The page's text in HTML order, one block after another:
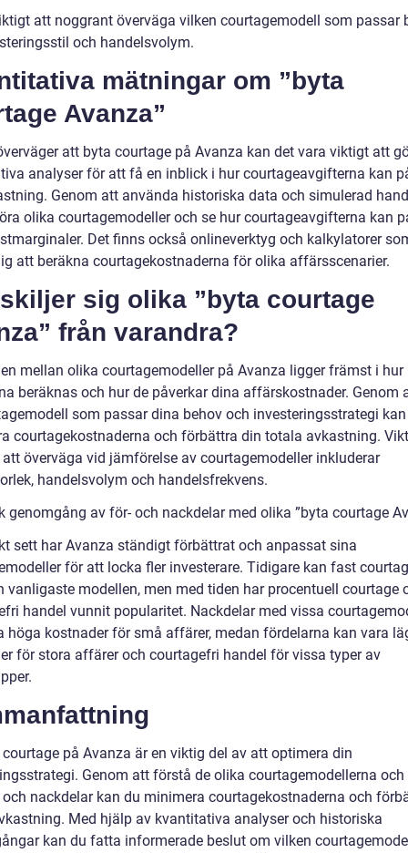
att noggrant överväga vilken courtagemodell som passar
och handelsvolym.
mätningar om ”byta
Avanza”
att byta courtage på Avanza kan det vara viktigt att
analyser för att få en inblick i hur courtageavgifterna kan
Genom att använda historiska data och simulerad
olika courtagemodeller och se hur courtageavgifterna kan
Det finns också onlineverktyg och kalkylatorer
att beräkna courtagekostnaderna för olika affärsscenarier.
sig olika ”byta courtage
från varandra?
mellan olika courtagemodeller på Avanza ligger främst i hur
beräknas och hur de påverkar dina affärskostnader. Genom
som passar dina behov och investeringsstrategi
courtagekostnaderna och förbättra din totala avkastning.
överväga vid jämförelse av courtagemodeller inkluderar
handelsvolym och handelsfrekvens.
genomgång av för- och nackdelar med olika ”byta courtage
sett har Avanza ständigt förbättrat och anpassat sina
för att locka fler investerare. Tidigare kan fast
vanligaste modellen, men med tiden har procentuell courtage
handel vunnit popularitet. Nackdelar med vissa
höga kostnader för små affärer, medan fördelarna kan vara
för stora affärer och courtagefri handel för vissa typer av
på Avanza är en viktig del av att optimera din
Genom att förstå de olika courtagemodellerna och
nackdelar kan du minimera courtagekostnaderna och
Med hjälp av kvantitativa analyser och historiska
kan du fatta informerade beslut om vilken